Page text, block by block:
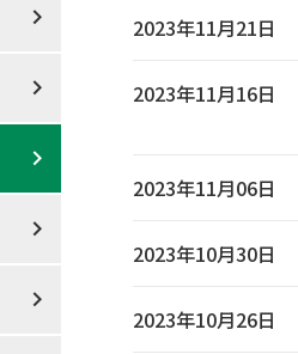
2023年11月21日
2023年11月16日
2023年11月06日
2023年10月30日
2023年10月26日